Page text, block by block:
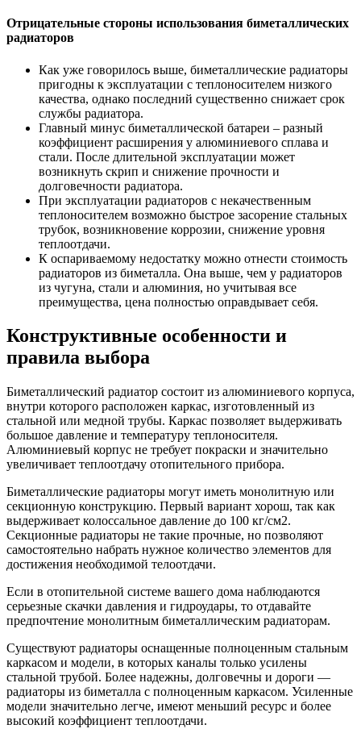
Отрицательные стороны использования биметаллических
радиаторов
Как уже говорилось выше, биметаллические радиаторы
пригодны к эксплуатации с теплоносителем низкого
качества, однако последний существенно снижает срок
службы радиатора.
Главный минус биметаллической батареи – разный
коэффициент расширения у алюминиевого сплава и
стали. После длительной эксплуатации может
возникнуть скрип и снижение прочности и
долговечности радиатора.
При эксплуатации радиаторов с некачественным
теплоносителем возможно быстрое засорение стальных
трубок, возникновение коррозии, снижение уровня
теплоотдачи.
К оспариваемому недостатку можно отнести стоимость
радиаторов из биметалла. Она выше, чем у радиаторов
из чугуна, стали и алюминия, но учитывая все
преимущества, цена полностью оправдывает себя.
Конструктивные особенности и
правила выбора
Биметаллический радиатор состоит из алюминиевого корпуса,
внутри которого расположен каркас, изготовленный из
стальной или медной трубы. Каркас позволяет выдерживать
большое давление и температуру теплоносителя.
Алюминиевый корпус не требует покраски и значительно
увеличивает теплоотдачу отопительного прибора.
Биметаллические радиаторы могут иметь монолитную или
секционную конструкцию. Первый вариант хорош, так как
выдерживает колоссальное давление до 100 кг/см2.
Секционные радиаторы не такие прочные, но позволяют
самостоятельно набрать нужное количество элементов для
достижения необходимой телоотдачи.
Если в отопительной системе вашего дома наблюдаются
серьезные скачки давления и гидроудары, то отдавайте
предпочтение монолитным биметаллическим радиаторам.
Существуют радиаторы оснащенные полноценным стальным
каркасом и модели, в которых каналы только усилены
стальной трубой. Более надежны, долговечны и дороги —
радиаторы из биметалла с полноценным каркасом. Усиленные
модели значительно легче, имеют меньший ресурс и более
высокий коэффициент теплоотдачи.